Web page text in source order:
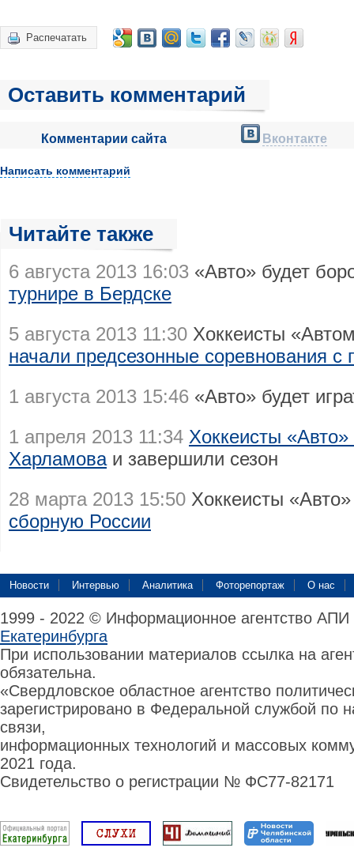
Распечатать
Оставить комментарий
Комментарии сайта Вконтакте
Написать комментарий
Читайте также
6 августа 2013 16:03 «Авто» будет
турнире в Бердске
5 августа 2013 11:30 Хоккеисты
начали предсезонные соревнования с
1 августа 2013 15:46 «Авто» будет
1 апреля 2013 11:34 Хоккеисты
Харламоваи завершили сезон
28 марта 2013 15:50 Хоккеисты
сборную России
Новости Интервью Аналитика Фоторепортаж О нас
1999 - 2022 © Информационное агентство
Екатеринбурга
При использовании материалов ссылка на
обязательна.
«Свердловское областное агентство
зарегистрировано в Федеральной службой по
связи,
информационных технологий и массовых
2021 года.
Свидетельство о регистрации № ФС77-82171